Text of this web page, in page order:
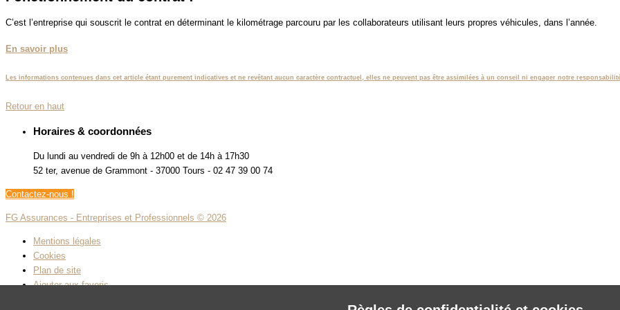
C’est l’entreprise qui souscrit le contrat en déterminant le kilométrage parcouru par les collaborateurs utilisant leurs propres véhicules, dans l’année.
En savoir plus
Les informations contenues dans cet article étant purement indicatives et ne revêtant aucun caractère contractuel, elles ne peuvent pas être assimilées à un conseil ni engager notre
Retour en haut
Horaires & coordonnées
Du lundi au vendredi de 9h à 12h00 et de 14h à 17h30
52 ter, avenue de Grammont - 37000 Tours - 02 47 39 00 74
Contactez-nous !
FG Assurances - Entreprises et Professionnels © 2026
Mentions légales
Cookies
Plan de site
Ajouter aux favoris